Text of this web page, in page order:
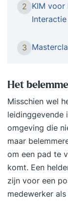
en
anderen en
aangeeft
je met
overbrengt.
training
Persoonlijke
zich al sinds
2 KIM voor
3
Het
Misschien wel
leidinggevende
omgeving die
maar
om een pad te
komt. Een
zijn voor een
medewerker